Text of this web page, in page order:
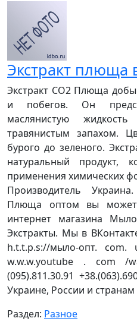
Экстракт плюща
Экстракт СО2 Плюща
и побегов. Он
маслянистую
травянистым запахом.
бурого до зеленого.
натуральный продукт,
применения химических
Производитель
Плюща оптом вы
интернет магазина
Экстракты. Мы в
h.t.t.p.s://мыло-опт.
w.w.w.youtube . com /
(095).811.30.91
Украине, России и
Раздел: Разное